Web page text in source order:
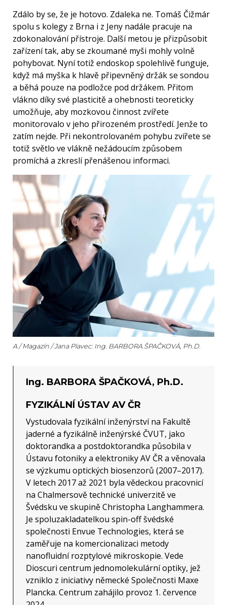
Zdálo by se, že je hotovo. Zdaleka ne. Tomáš Čižmár
spolu s kolegy z Brna i z Jeny nadále pracuje na
zdokonalování přístroje. Další metou je přizpůsobit
zařízení tak, aby se zkoumané myši mohly volně
pohybovat. Nyní totiž endoskop spolehlivě funguje,
když má myška k hlavě připevněný držák se sondou
a běhá pouze na podložce pod držákem. Přitom
vlákno díky své plasticitě a ohebnosti teoreticky
umožňuje, aby mozkovou činnost zvířete
monitorovalo v jeho přirozeném prostředí. Jenže to
zatím nejde. Při nekontrolovaném pohybu zvířete se
totiž světlo ve vlákně nežádoucím způsobem
promíchá a zkreslí přenášenou informaci.
A / Magazín / Jana Plavec: Ing. BARBORA ŠPAČKOVÁ, Ph.D.
Ing. BARBORA ŠPAČKOVÁ, Ph.D.
FYZIKÁLNÍ ÚSTAV AV ČR
Vystudovala fyzikální inženýrství na Fakultě
jaderné a fyzikálně inženýrské ČVUT, jako
doktorandka a postdoktorandka působila v
Ústavu fotoniky a elektroniky AV ČR a věnovala
se výzkumu optických biosenzorů (2007–2017).
V letech 2017 až 2021 byla vědeckou pracovnicí
na Chalmersově technické univerzitě ve
Švédsku ve skupině Christopha Langhammera.
Je spoluzakladatelkou spin-off švédské
společnosti Envue Technologies, která se
zaměřuje na komercionalizaci metody
nanofluidní rozptylové mikroskopie. Vede
Dioscuri centrum jednomolekulární optiky, jež
vzniklo z iniciativy německé Společnosti Maxe
Plancka. Centrum zahájilo provoz 1. července